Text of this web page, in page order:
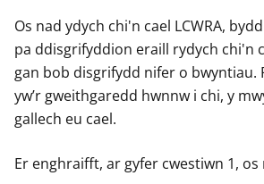
Os nad ydych chi'n cael LCWRA,
pa ddisgrifyddion eraill rydych chi'n
gan bob disgrifydd nifer o bwyntiau.
yw’r gweithgaredd hwnnw i chi, y
gallech eu cael.
Er enghraifft, ar gyfer cwestiwn 1, os